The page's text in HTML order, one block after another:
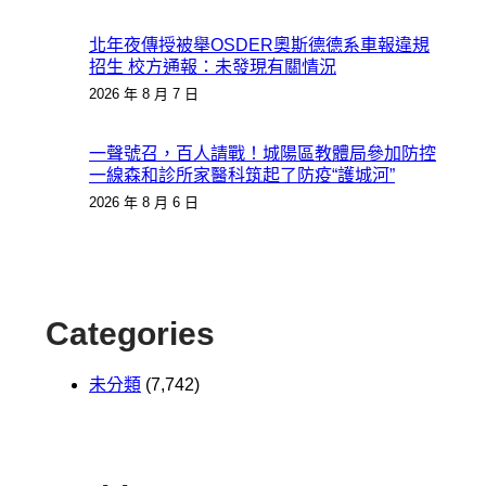
北年夜傳授被舉OSDER奧斯德德系車報違規
招生 校方通報：未發現有關情況
2026 年 8 月 7 日
一聲號召，百人請戰！城陽區教體局參加防控
一線森和診所家醫科筑起了防疫“護城河”
2026 年 8 月 6 日
Categories
未分類 (7,742)